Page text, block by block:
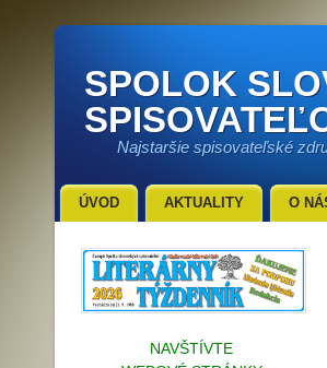
SPOLOK
Najstaršie spisovateľské
NAVŠTÍVTE
ÚVOD AKTUALITY O